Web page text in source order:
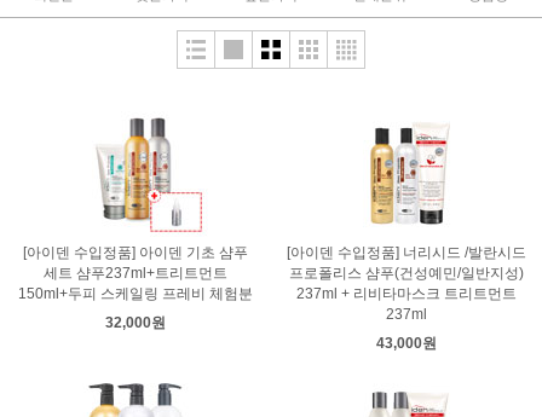
[아이덴 수입정품] 아이덴 기초 샴푸
세트 샴푸237ml+트리트먼트
150ml+두피 스케일링 프레비 체험분
32,000원
[아이덴 수입정품] 너리시드 /발란시드
프로폴리스 샴푸(건성예민/일반지성)
237ml + 리비타마스크 트리트먼트
237ml
43,000원